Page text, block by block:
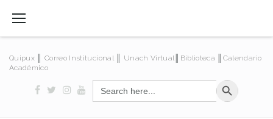
Quipux ║Correo Institucional║ Unach Virtual Biblioteca
Calendario
Académico
Search
for:
SEARCH